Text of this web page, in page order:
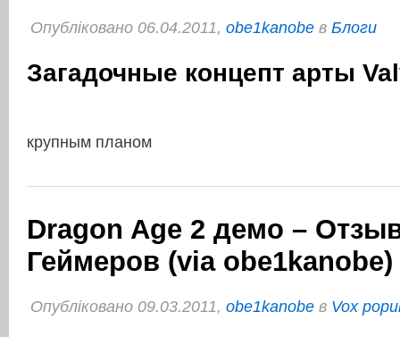
Опубліковано 06.04.2011, obe1kanobe в Блоги
Загадочные концепт арты
крупным планом
Dragon Age 2 демо –
Геймеров (via obe1kanobe)
Опубліковано 09.03.2011, obe1kanobe в Vox